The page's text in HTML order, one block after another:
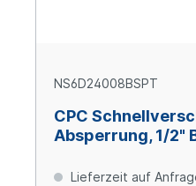
NS6D24008BSPT
CPC
Absperrung, 1/2"
Lieferzeit auf